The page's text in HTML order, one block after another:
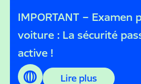
IMPORTANT – Examen
voiture : La sécurité
active !
Lire plus